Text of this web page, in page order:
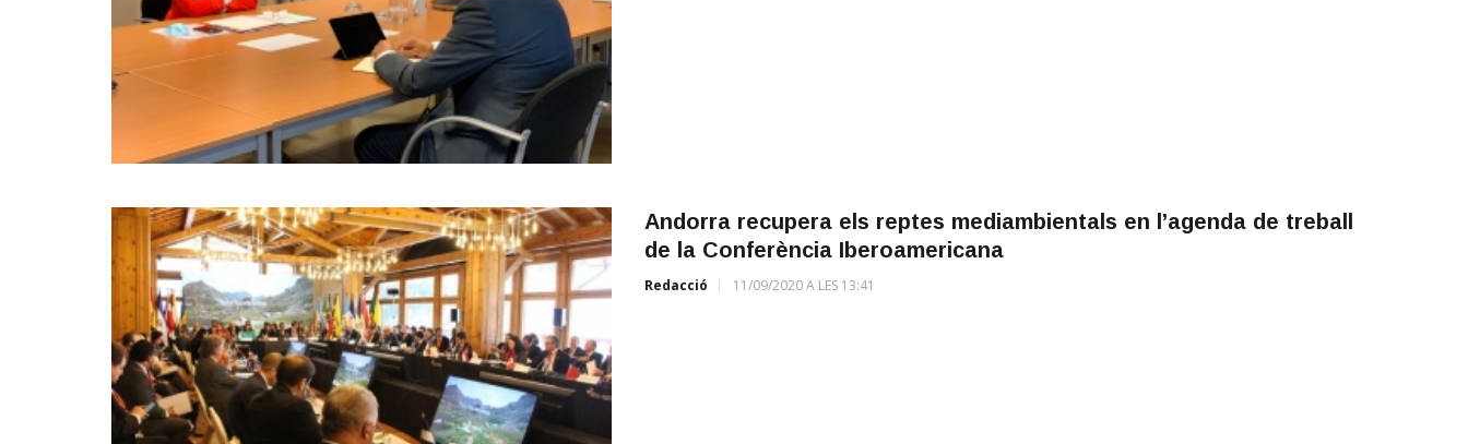
Andorra recupera els reptes mediambientals en l’agenda de treball
de la Conferència Iberoamericana
Redacció 11/09/2020 A LES 13:41